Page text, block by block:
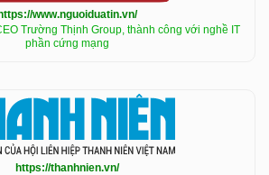
https://www.nguoiduatin.vn/
Trường Thịnh Group, thành công với nghề IT
phần cứng mạng
https://thanhnien.vn/